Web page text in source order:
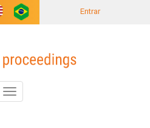
Entrar
Toggle
navigation